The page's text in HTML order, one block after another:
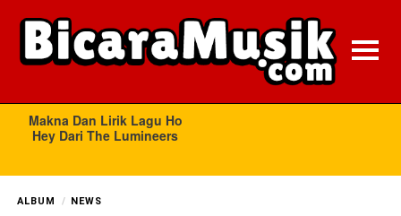
ALBUM NEWS